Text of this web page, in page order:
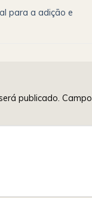
para a adição e
publicado.